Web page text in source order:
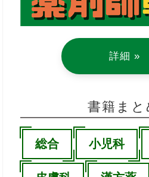
詳細 »
書籍まと
総合 小児科